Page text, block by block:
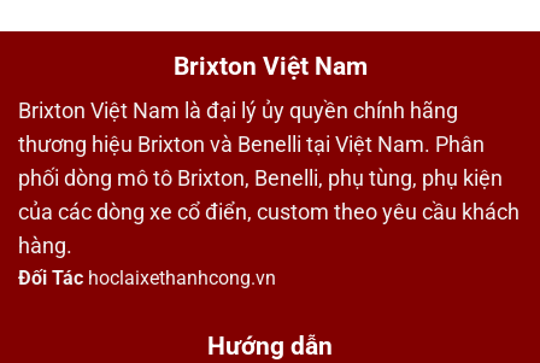
Brixton Việt Nam
Brixton Việt Nam là đại lý ủy quyền chính hãng
thương hiệu Brixton và Benelli tại Việt Nam. Phân
phối dòng mô tô Brixton, Benelli, phụ tùng, phụ kiện
của các dòng xe cổ điển, custom theo yêu cầu khách
hàng.
Đối Tác hoclaixethanhcong.vn
Hướng dẫn